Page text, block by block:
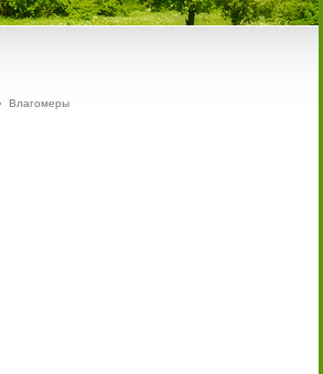
Влагомеры